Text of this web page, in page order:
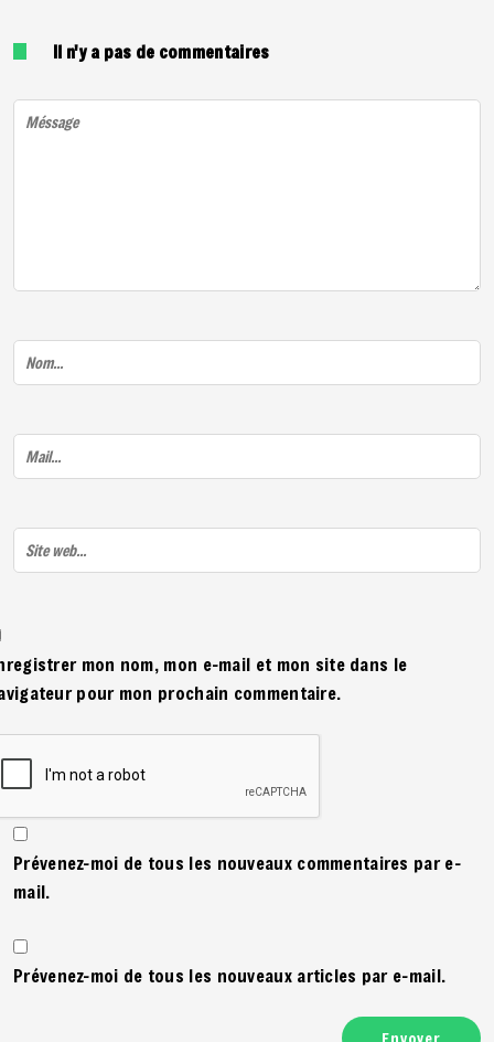
Il n'y a pas de commentaires
mon nom, mon e-mail et mon site dans le
pour mon prochain commentaire.
Prévenez-moi de tous les nouveaux commentaires par e-
mail.
Prévenez-moi de tous les nouveaux articles par e-mail.